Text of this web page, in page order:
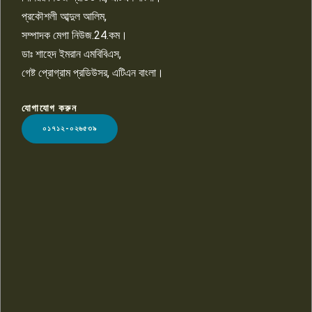
LOGO
প্রকৌশলী আব্দুল আলিম,
সম্পাদক মেগা নিউজ.24.কম।
ডাঃ শাহেদ ইমরান এমবিবিএস,
গেষ্ট প্রোগ্রাম প্রডিউসর, এটিএন বাংলা।
যোগাযোগ করুন
০১৭১২-০২৬৫৩৯